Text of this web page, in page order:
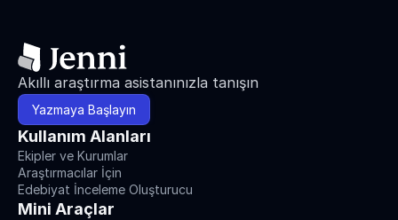
Akıllı araştırma asistanınızla tanışın
Yazmaya Başlayın
Kullanım Alanları
Ekipler ve Kurumlar
Araştırmacılar İçin
Edebiyat İnceleme Oluşturucu
Mini Araçlar